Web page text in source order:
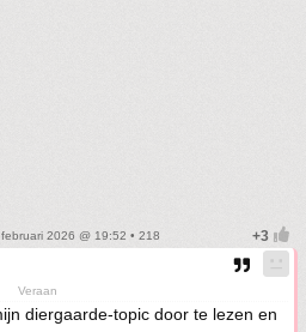
2026 @ 19:52 • 218
Veraan
diergaarde-topic door te lezen en